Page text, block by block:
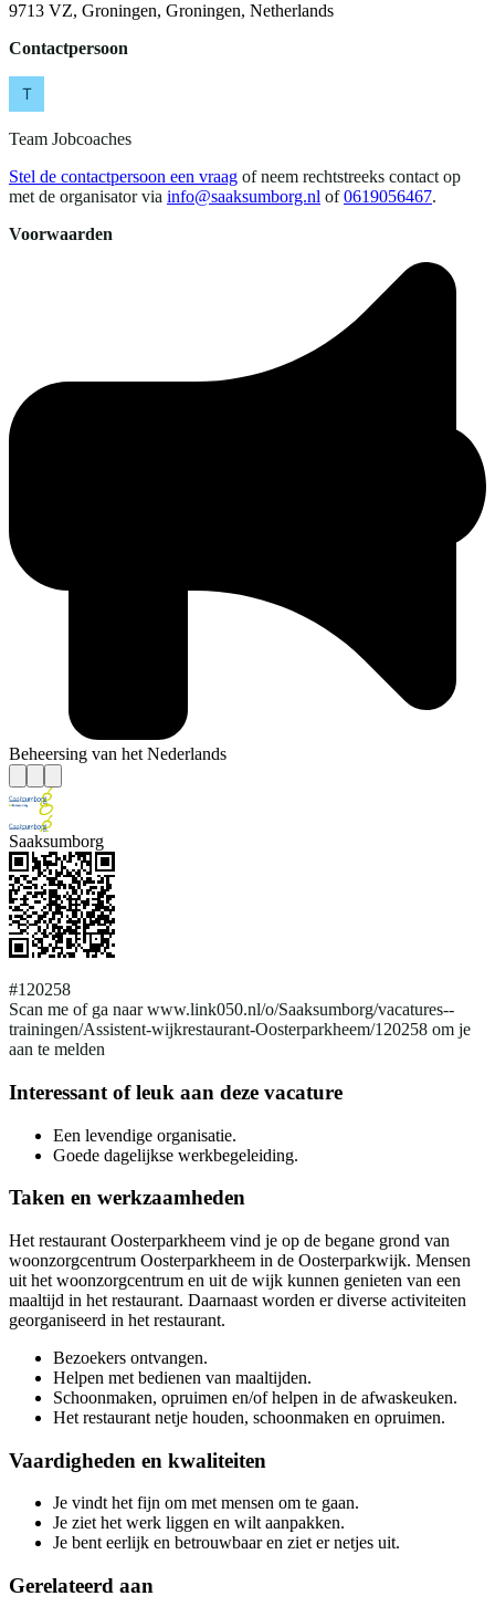
9713 VZ, Groningen, Groningen, Netherlands
Contactpersoon
Team Jobcoaches
Stel de contactpersoon een vraag of neem rechtstreeks contact op
met de organisator via info@saaksumborg.nl of 0619056467.
Voorwaarden
Beheersing van het Nederlands
Saaksumborg
#120258
Scan me of ga naar www.link050.nl/o/Saaksumborg/vacatures--
trainingen/Assistent-wijkrestaurant-Oosterparkheem/120258 om je
aan te melden
Interessant of leuk aan deze vacature
Een levendige organisatie.
Goede dagelijkse werkbegeleiding.
Taken en werkzaamheden
Het restaurant Oosterparkheem vind je op de begane grond van
woonzorgcentrum Oosterparkheem in de Oosterparkwijk. Mensen
uit het woonzorgcentrum en uit de wijk kunnen genieten van een
maaltijd in het restaurant. Daarnaast worden er diverse activiteiten
georganiseerd in het restaurant.
Bezoekers ontvangen.
Helpen met bedienen van maaltijden.
Schoonmaken, opruimen en/of helpen in de afwaskeuken.
Het restaurant netje houden, schoonmaken en opruimen.
Vaardigheden en kwaliteiten
Je vindt het fijn om met mensen om te gaan.
Je ziet het werk liggen en wilt aanpakken.
Je bent eerlijk en betrouwbaar en ziet er netjes uit.
Gerelateerd aan